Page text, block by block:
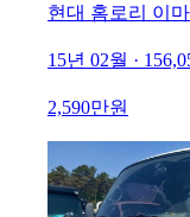
현대 홈로리 이마
15년 02월 ·
2,590만원